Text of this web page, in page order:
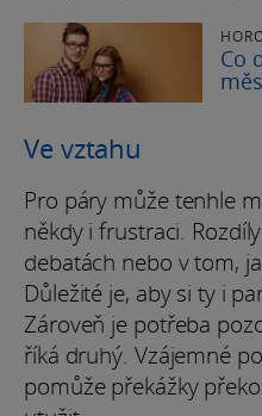
Co
Ve vztahu
Pro páry může tenhle
někdy i frustraci.
debatách nebo v tom,
Důležité je, aby si ty i
Zároveň je potřeba
říká druhý. Vzájemné
pomůže překážky